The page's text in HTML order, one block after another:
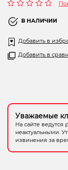
Спецодежда
0
из
В НАЛИЧИИ
Добавить в
Добавить в
Уважаемые
На сайте
неактуальными.
извинения за